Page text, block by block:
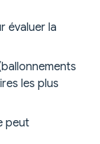
évaluer la
les plus
peut